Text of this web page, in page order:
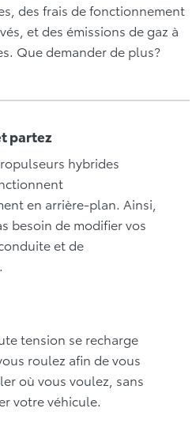
des frais de fonctionnement
et des émissions de gaz à
Que demander de plus?
partez
hybrides
en arrière-plan. Ainsi,
besoin de modifier vos
et de
tension se recharge
roulez afin de vous
où vous voulez, sans
votre véhicule.